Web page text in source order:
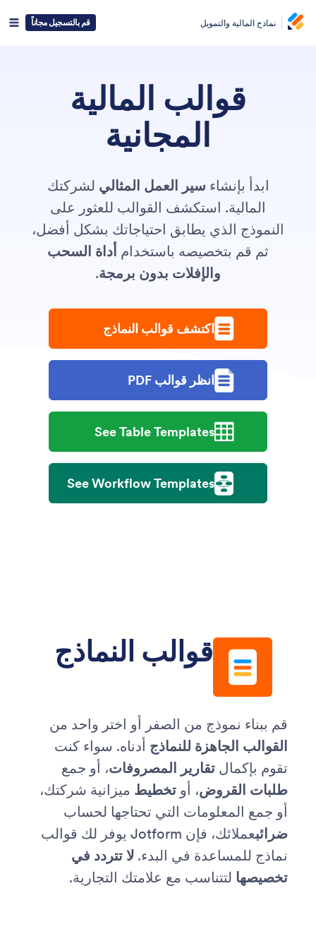
نماذج المالية والتمويل قم بالتسجيل مجاناً
قوالب المالية
المجانية
ابدأ بإنشاء سير العمل المثالي لشركتك
المالية. استكشف القوالب للعثور على
النموذج الذي يطابق احتياجاتك بشكل أفضل،
ثم قم بتخصيصه باستخدام أداة السحب
والإفلات بدون برمجة.
اكتشف قوالب النماذج
انظر قوالب PDF
See Table Templates
See Workflow Templates
قوالب النماذج
قم ببناء نموذج من الصفر أو اختر واحد من
القوالب الجاهزة للنماذج أدناه. سواء كنت
تقوم بإكمال تقارير المصروفات، أو جمع
طلبات القروض، أو تخطيط ميزانية شركتك،
أو جمع المعلومات التي تحتاجها لحساب
ضرائب
عملائك، فإن Jotform يوفر لك قوالب
نماذج للمساعدة في البدء. لا تتردد في
تخصيصها لتتناسب مع علامتك التجارية.